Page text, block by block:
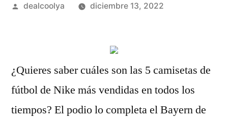
Publicado
dealcoolya diciembre 13, 2022
¿Quieres saber cuáles son las 5 camisetas de
fútbol de Nike más vendidas en todos los
tiempos? El podio lo completa el Bayern de